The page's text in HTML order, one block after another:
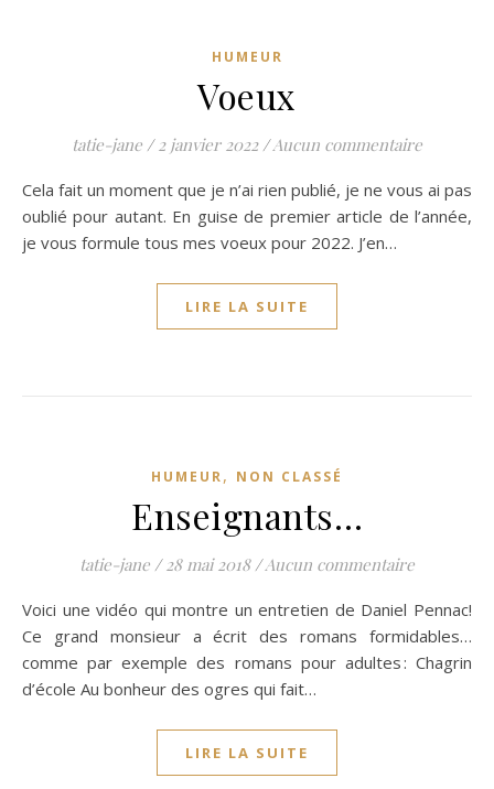
HUMEUR
Voeux
tatie-jane / 2 janvier 2022 /Aucun commentaire
Cela fait un moment que je n’ai rien publié, je ne vous ai pas
oublié pour autant. En guise de premier article de l’année,
je vous formule tous mes voeux pour 2022. J’en…
LIRE LA SUITE
HUMEUR, NON CLASSÉ
Enseignants…
tatie-jane / 28 mai 2018 /Aucun commentaire
Voici une vidéo qui montre un entretien de Daniel Pennac!
Ce grand monsieur a écrit des romans formidables…
comme par exemple des romans pour adultes : Chagrin
d’école Au bonheur des ogres qui fait…
LIRE LA SUITE